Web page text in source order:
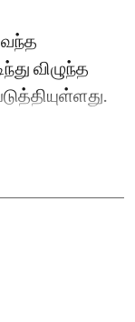
வந்த
விழுந்த